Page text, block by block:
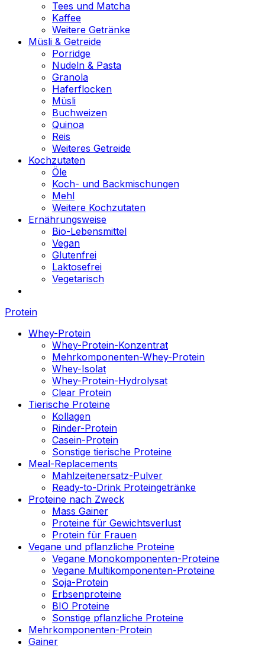
Tees und Matcha
Kaffee
Weitere Getränke
Müsli & Getreide
Porridge
Nudeln & Pasta
Granola
Haferflocken
Müsli
Buchweizen
Quinoa
Reis
Weiteres Getreide
Kochzutaten
Öle
Koch- und Backmischungen
Mehl
Weitere Kochzutaten
Ernährungsweise
Bio-Lebensmittel
Vegan
Glutenfrei
Laktosefrei
Vegetarisch
Protein
Whey-Protein
Whey-Protein-Konzentrat
Mehrkomponenten-Whey-Protein
Whey-Isolat
Whey-Protein-Hydrolysat
Clear Protein
Tierische Proteine
Kollagen
Rinder-Protein
Casein-Protein
Sonstige tierische Proteine
Meal-Replacements
Mahlzeitenersatz-Pulver
Ready-to-Drink Proteingetränke
Proteine nach Zweck
Mass Gainer
Proteine für Gewichtsverlust
Protein für Frauen
Vegane und pflanzliche Proteine
Vegane Monokomponenten-Proteine
Vegane Multikomponenten-Proteine
Soja-Protein
Erbsenproteine
BIO Proteine
Sonstige pflanzliche Proteine
Mehrkomponenten-Protein
Gainer